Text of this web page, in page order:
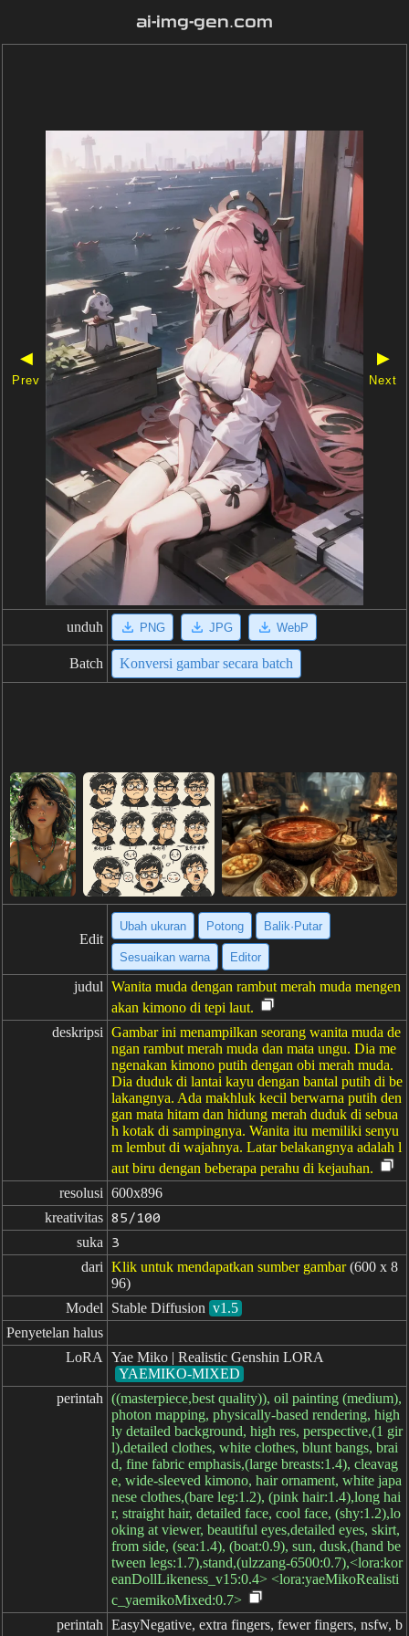
ai-img-gen.com
◀
Prev
▶
Next
unduh PNG JPG WebP
Batch Konversi gambar secara batch
Edit
Ubah ukuran Potong Balik·Putar
Sesuaikan warna Editor
judul Wanita muda dengan rambut merah muda mengen
akan kimono di tepi laut.
deskripsi Gambar ini menampilkan seorang wanita muda de
ngan rambut merah muda dan mata ungu. Dia me
ngenakan kimono putih dengan obi merah muda.
Dia duduk di lantai kayu dengan bantal putih di be
lakangnya. Ada makhluk kecil berwarna putih den
gan mata hitam dan hidung merah duduk di sebua
h kotak di sampingnya. Wanita itu memiliki senyu
m lembut di wajahnya. Latar belakangnya adalah l
aut biru dengan beberapa perahu di kejauhan.
resolusi 600x896
kreativitas 85/100
suka 3
dari Klik untuk mendapatkan sumber gambar (600 x 8
96)
Model
Stable Diffusion v1.5
Penyetelan halus
LoRA
Yae Miko | Realistic Genshin LORA
YAEMIKO-MIXED
perintah ((masterpiece,best quality)), oil painting (medium),
photon mapping, physically-based rendering, high
ly detailed background, high res, perspective,(1 gir
l),detailed clothes, white clothes, blunt bangs, brai
d, fine fabric emphasis,(large breasts:1.4), cleavag
e, wide-sleeved kimono, hair ornament, white japa
nese clothes,(bare leg:1.2), (pink hair:1.4),long hai
r, straight hair, detailed face, cool face, (shy:1.2),lo
oking at viewer, beautiful eyes,detailed eyes, skirt,
from side, (sea:1.4), (boat:0.9), sun, dusk,(hand be
tween legs:1.7),stand,(ulzzang-6500:0.7),<lora:kor
eanDollLikeness_v15:0.4> <lora:yaeMikoRealisti
c_yaemikoMixed:0.7>
perintah EasyNegative, extra fingers, fewer fingers, nsfw, b